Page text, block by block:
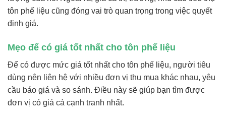
tôn phế liệu cũng đóng vai trò quan trọng trong việc quyết
định giá.
Mẹo để có giá tốt nhất cho tôn phế liệu
Để có được mức giá tốt nhất cho tôn phế liệu, người tiêu
dùng nên liên hệ với nhiều đơn vị thu mua khác nhau, yêu
cầu báo giá và so sánh. Điều này sẽ giúp bạn tìm được
đơn vị có giá cả cạnh tranh nhất.